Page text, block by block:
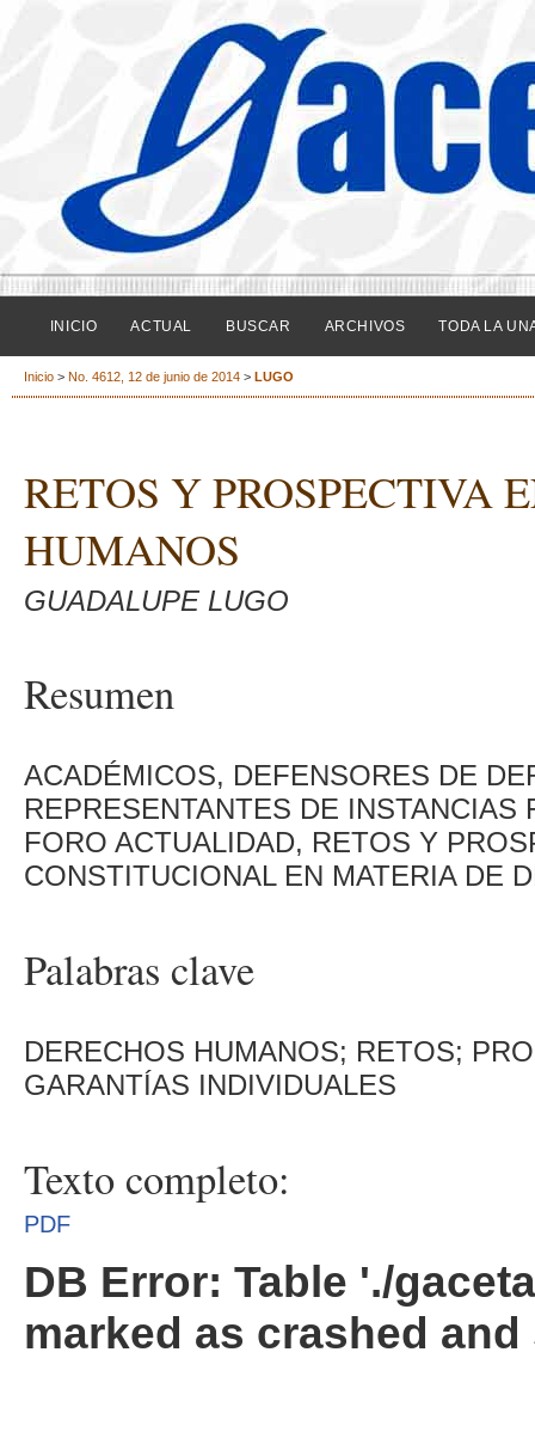
INICIO ACTUAL BUSCAR ARCHIVOS TODA LA
Inicio > No. 4612, 12 de junio de 2014 > LUGO
RETOS Y PROSPECTIVA
HUMANOS
GUADALUPE LUGO
Resumen
ACADÉMICOS, DEFENSORES DE
REPRESENTANTES DE
FORO ACTUALIDAD, RETOS Y
CONSTITUCIONAL EN MATERIA DE
Palabras clave
DERECHOS HUMANOS; RETOS;
GARANTÍAS INDIVIDUALES
Texto completo:
PDF
DB Error: Table './
marked as crashed